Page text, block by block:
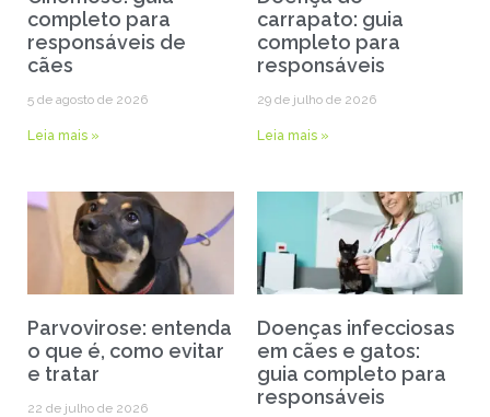
completo para
responsáveis de
cães
5 de agosto de 2026
Leia mais »
carrapato: guia
completo para
responsáveis
29 de julho de 2026
Leia mais »
Parvovirose: entenda
o que é, como evitar
e tratar
22 de julho de 2026
Doenças infecciosas
em cães e gatos:
guia completo para
responsáveis